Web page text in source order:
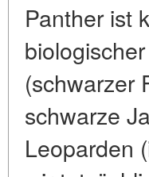
Panther ist
(schwarzer
schwarze
Leoparden